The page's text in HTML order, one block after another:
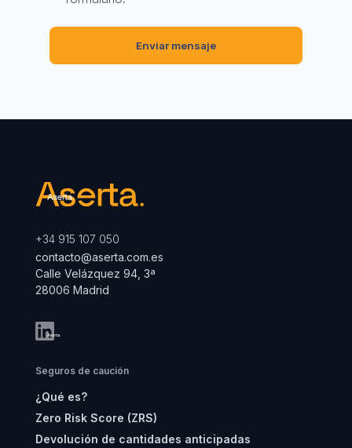
+34 915 107 050
contacto@aserta.com.es
Calle Velázquez 94, 3ª
28006 Madrid
Seguros de caución
¿Qué es?
Zero Risk Score (ZRS)
Devolución de cantidades anticipadas